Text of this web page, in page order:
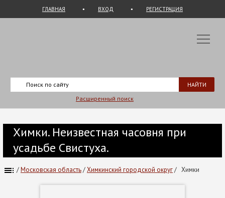
ГЛАВНАЯ ВХОД РЕГИСТРАЦИЯ
Расширенный поиск
Химки. Неизвестная часовня при
усадьбе Свистуха.
/Московская область/Химкинский городской округ/ Химки